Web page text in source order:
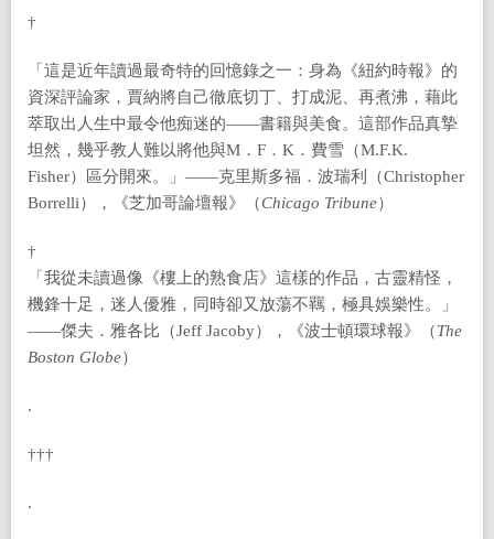
†
「這是近年讀過最奇特的回憶錄之一：身為《紐約時報》的
資深評論家，賈納將自己徹底切丁、打成泥、再煮沸，藉此
萃取出人生中最令他痴迷的——書籍與美食。這部作品真摯
坦然，幾乎教人難以將他與M．F．K．費雪（M.F.K.
Fisher）區分開來。」——克里斯多福．波瑞利（Christopher
Borrelli），《芝加哥論壇報》（Chicago Tribune）
†
「我從未讀過像《樓上的熟食店》這樣的作品，古靈精怪，
機鋒十足，迷人優雅，同時卻又放蕩不羈，極具娛樂性。」
——傑夫．雅各比（Jeff Jacoby），《波士頓環球報》（The
Boston Globe）
.
†††
.